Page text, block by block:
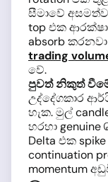
සීමාවේ
top එක
absorb
trading
වේ.
පුවත් නිකුත්
උද්දේගකාර
හැක. මුල්
හරහා genuine
Delta එක
continuation
momentum